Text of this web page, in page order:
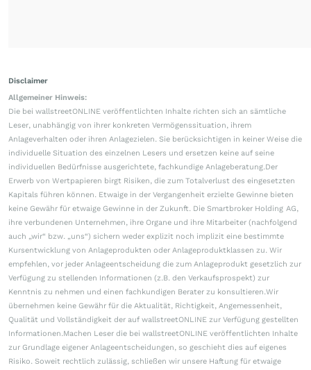
Disclaimer
Allgemeiner Hinweis:
Die bei wallstreetONLINE veröffentlichten Inhalte richten sich an sämtliche
Leser, unabhängig von ihrer konkreten Vermögenssituation, ihrem
Anlageverhalten oder ihren Anlagezielen. Sie berücksichtigen in keiner Weise die
individuelle Situation des einzelnen Lesers und ersetzen keine auf seine
individuellen Bedürfnisse ausgerichtete, fachkundige Anlageberatung.Der
Erwerb von Wertpapieren birgt Risiken, die zum Totalverlust des eingesetzten
Kapitals führen können. Etwaige in der Vergangenheit erzielte Gewinne bieten
keine Gewähr für etwaige Gewinne in der Zukunft. Die Smartbroker Holding AG,
ihre verbundenen Unternehmen, ihre Organe und ihre Mitarbeiter (nachfolgend
auch „wir“ bzw. „uns“) sichern weder explizit noch implizit eine bestimmte
Kursentwicklung von Anlageprodukten oder Anlageproduktklassen zu. Wir
empfehlen, vor jeder Anlageentscheidung die zum Anlageprodukt gesetzlich zur
Verfügung zu stellenden Informationen (z.B. den Verkaufsprospekt) zur
Kenntnis zu nehmen und einen fachkundigen Berater zu konsultieren.Wir
übernehmen keine Gewähr für die Aktualität, Richtigkeit, Angemessenheit,
Qualität und Vollständigkeit der auf wallstreetONLINE zur Verfügung gestellten
Informationen.Machen Leser die bei wallstreetONLINE veröffentlichten Inhalte
zur Grundlage eigener Anlageentscheidungen, so geschieht dies auf eigenes
Risiko. Soweit rechtlich zulässig, schließen wir unsere Haftung für etwaige